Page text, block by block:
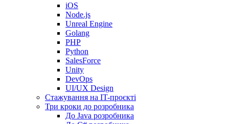
iOS
Node.js
Unreal Engine
Golang
PHP
Python
SalesForce
Unity
DevOps
UI/UX Design
Стажування на IT-проєкті
Три кроки до розробника
До Java розробника